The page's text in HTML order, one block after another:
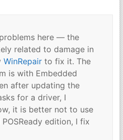
here — the
related to damage in
WinRepairto fix it. The
is with Embedded
after updating the
for a driver, I
it is better not to use
edition, I fix